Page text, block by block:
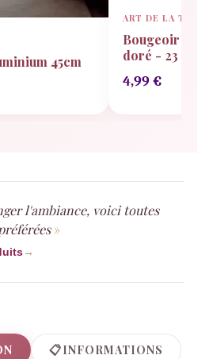
45cm
ART DE LA TABLE
Bougeoir
doré - 23 cm
4,99€
l'ambiance, voici toutes
→
📋INFORMATIONS